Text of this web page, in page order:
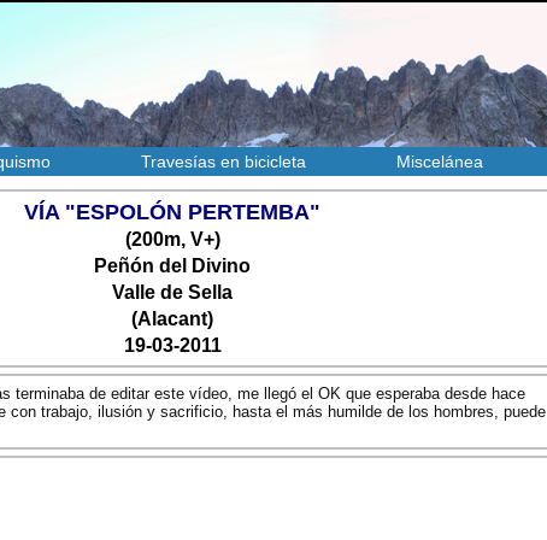
Travesías en bicicleta Miscelánea
VÍA "ESPOLÓN PERTEMBA"
(200m, V+)
Peñón del Divino
Valle de Sella
(Alacant)
19-03-2011
terminaba de editar este vídeo, me llegó el OK que esperaba desde hace
con trabajo, ilusión y sacrificio, hasta el más humilde de los hombres, puede